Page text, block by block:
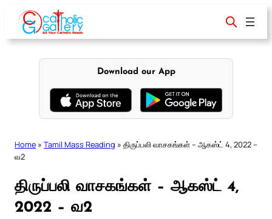
content
Download our App
Home » Tamil Mass Reading » திருப்பலி வாசகங்கள் – ஆகஸ்ட் 4, 2022 –
வ2
திருப்பலி வாசகங்கள் – ஆகஸ்ட் 4,
2022 – வ2